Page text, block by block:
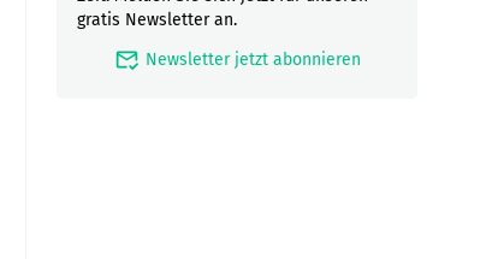
gratis Newsletter an.
mark_email_read Newsletter jetzt abonnieren